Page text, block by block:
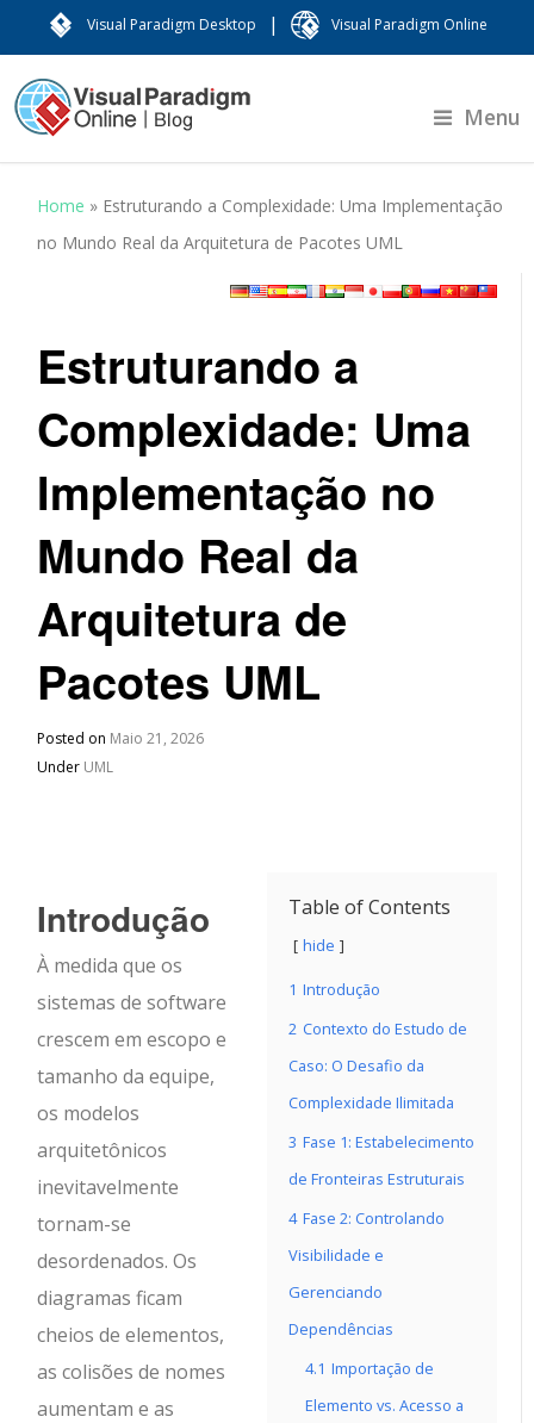
Visual Paradigm Desktop | Visual Paradigm Online
Menu
Home » Estruturando a Complexidade: Uma Implementação
no Mundo Real da Arquitetura de Pacotes UML
Estruturando a
Complexidade: Uma
Implementação no
Mundo Real da
Arquitetura de
Pacotes UML
Posted on Maio 21, 2026
Under UML
Table of Contents
hide
1 Introdução
2 Contexto do Estudo de
Caso: O Desafio da
Complexidade Ilimitada
3 Fase 1: Estabelecimento
de Fronteiras Estruturais
4 Fase 2: Controlando
Visibilidade e
Gerenciando
Dependências
4.1 Importação de
Elemento vs. Acesso a
Introdução
À medida que os
sistemas de software
crescem em escopo e
tamanho da equipe,
os modelos
arquitetônicos
inevitavelmente
tornam-se
desordenados. Os
diagramas ficam
cheios de elementos,
as colisões de nomes
aumentam e as